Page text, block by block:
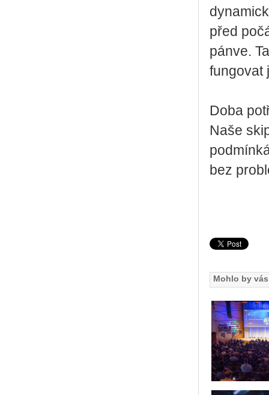
před
pánve.
fungovat
Doba
Naše
bez
Mohlo by